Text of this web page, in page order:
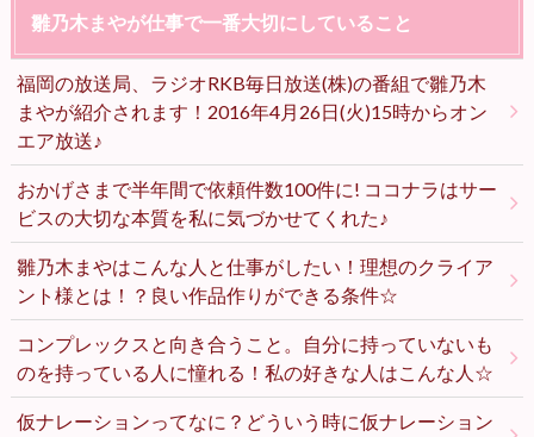
雛乃木まやが仕事で一番大切にしていること
福岡の放送局、ラジオRKB毎日放送(株)の番組で雛乃木
まやが紹介されます！2016年4月26日(火)15時からオン
エア放送♪
おかげさまで半年間で依頼件数100件に! ココナラはサー
ビスの大切な本質を私に気づかせてくれた♪
雛乃木まやはこんな人と仕事がしたい！理想のクライア
ント様とは！？良い作品作りができる条件☆
コンプレックスと向き合うこと。自分に持っていないも
のを持っている人に憧れる！私の好きな人はこんな人☆
仮ナレーションってなに？どういう時に仮ナレーション